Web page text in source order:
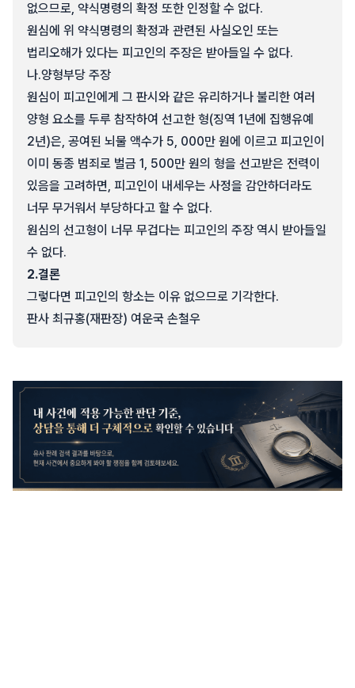
없으므로, 약식명령의 확정 또한 인정할 수 없다.
원심에 위 약식명령의 확정과 관련된 사실오인 또는
법리오해가 있다는 피고인의 주장은 받아들일 수 없다.
나.양형부당 주장
원심이 피고인에게 그 판시와 같은 유리하거나 불리한 여러
양형 요소를 두루 참작하여 선고한 형(징역 1년에 집행유예
2년)은, 공여된 뇌물 액수가 5, 000만 원에 이르고 피고인이
이미 동종 범죄로 벌금 1, 500만 원의 형을 선고받은 전력이
있음을 고려하면, 피고인이 내세우는 사정을 감안하더라도
너무 무거워서 부당하다고 할 수 없다.
원심의 선고형이 너무 무겁다는 피고인의 주장 역시 받아들일
수 없다.
2.결론
그렇다면 피고인의 항소는 이유 없으므로 기각한다.
판사 최규홍(재판장) 여운국 손철우